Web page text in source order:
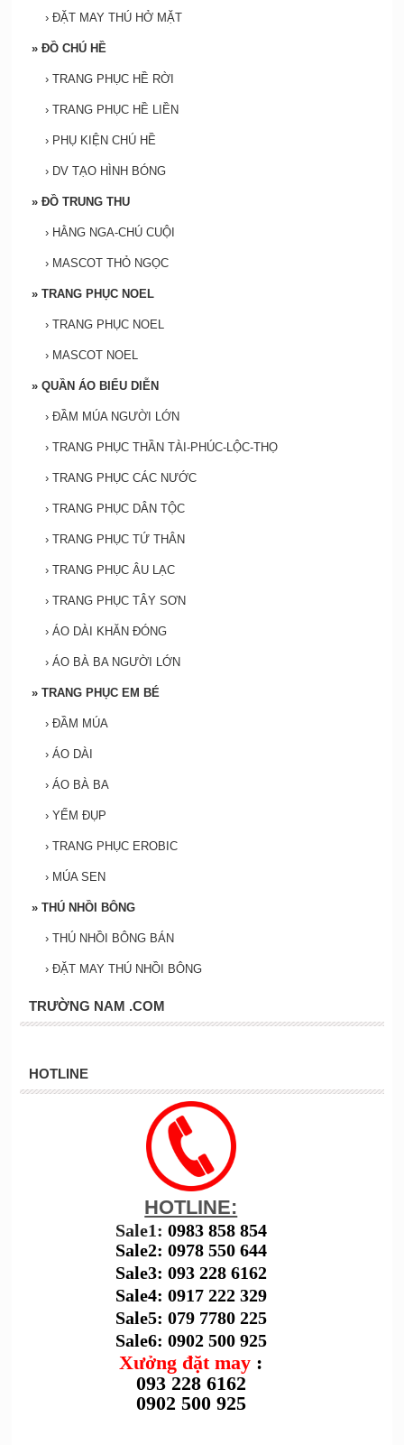
› ĐẶT MAY THÚ HỞ MẶT
» ĐỒ CHÚ HỀ
› TRANG PHỤC HỀ RỜI
› TRANG PHỤC HỀ LIỀN
› PHỤ KIỆN CHÚ HỀ
› DV TẠO HÌNH BÓNG
» ĐỒ TRUNG THU
› HẰNG NGA-CHÚ CUỘI
› MASCOT THỎ NGỌC
» TRANG PHỤC NOEL
› TRANG PHỤC NOEL
› MASCOT NOEL
» QUẦN ÁO BIỂU DIỄN
› ĐẦM MÚA NGƯỜI LỚN
› TRANG PHỤC THẦN TÀI-PHÚC-LỘC-THỌ
› TRANG PHỤC CÁC NƯỚC
› TRANG PHỤC DÂN TỘC
› TRANG PHỤC TỨ THÂN
› TRANG PHỤC ÂU LẠC
› TRANG PHỤC TÂY SƠN
› ÁO DÀI KHĂN ĐÓNG
› ÁO BÀ BA NGƯỜI LỚN
» TRANG PHỤC EM BÉ
› ĐẦM MÚA
› ÁO DÀI
› ÁO BÀ BA
› YẾM ĐỤP
› TRANG PHỤC EROBIC
› MÚA SEN
» THÚ NHỒI BÔNG
› THÚ NHỒI BÔNG BÁN
› ĐẶT MAY THÚ NHỒI BÔNG
TRƯỜNG NAM .COM
HOTLINE
HOTLINE:
Sale1: 0983 858 854
Sale2: 0978 550 644
Sale3: 093 228 6162
Sale4: 0917 222 329
Sale5: 079 7780 225
Sale6: 0902 500 925
Xưởng đặt may :
093 228 6162
0902 500 925